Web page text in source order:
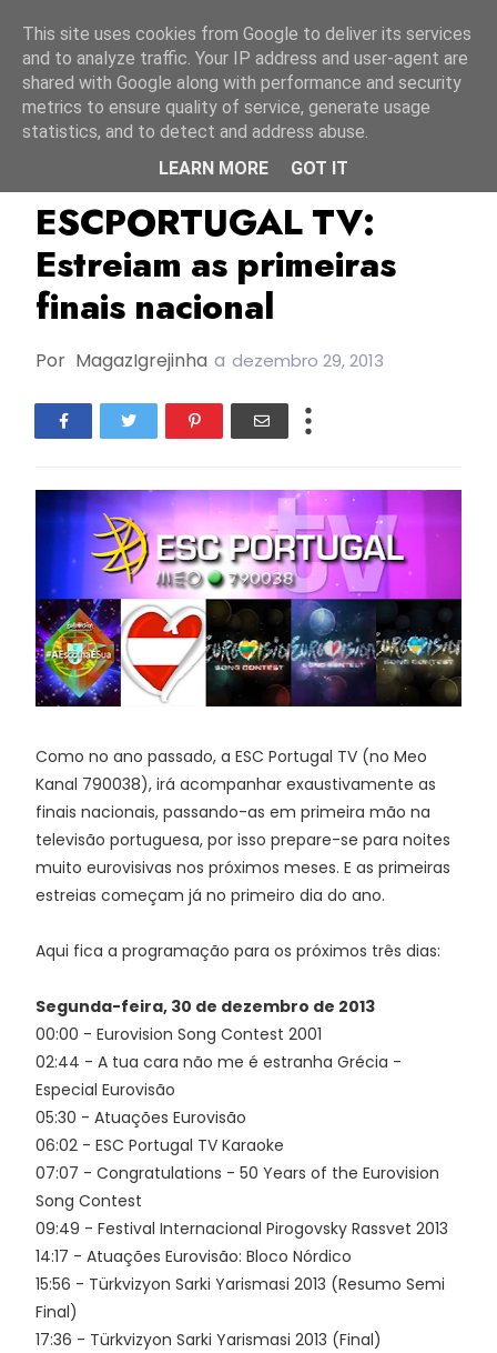
ESC Portugal ESC Portugal TV
ESCPORTUGAL TV:
Estreiam as primeiras
finais nacional
Por MagazIgrejinha a dezembro 29, 2013
Como no ano passado, a ESC Portugal TV (no Meo
Kanal 790038), irá acompanhar exaustivamente as
finais nacionais, passando-as em primeira mão na
televisão portuguesa, por isso prepare-se para noites
muito eurovisivas nos próximos meses. E as primeiras
estreias começam já no primeiro dia do ano.
Aqui fica a programação para os próximos três dias:
Segunda-feira, 30 de dezembro de 2013
00:00 - Eurovision Song Contest 2001
02:44 - A tua cara não me é estranha Grécia -
Especial Eurovisão
05:30 - Atuações Eurovisão
06:02 - ESC Portugal TV Karaoke
07:07 - Congratulations - 50 Years of the Eurovision
Song Contest
09:49 - Festival Internacional Pirogovsky Rassvet 2013
14:17 - Atuações Eurovisão: Bloco Nórdico
15:56 - Türkvizyon Sarki Yarismasi 2013 (Resumo Semi
Final)
17:36 - Türkvizyon Sarki Yarismasi 2013 (Final)
This site uses cookies from Google to deliver its services
and to analyze traffic. Your IP address and user-agent are
shared with Google along with performance and security
metrics to ensure quality of service, generate usage
statistics, and to detect and address abuse.
LEARN MORE
GOT IT